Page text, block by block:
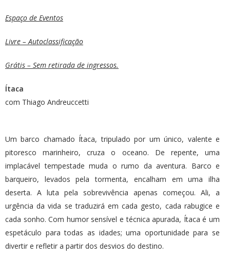
Espaço de Eventos
Livre – Autoclassificação
Grátis – Sem retirada de ingressos.
Ítaca
com Thiago Andreuccetti
Um barco chamado Ítaca, tripulado por um único, valente e
pitoresco marinheiro, cruza o oceano. De repente, uma
implacável tempestade muda o rumo da aventura. Barco e
barqueiro, levados pela tormenta, encalham em uma ilha
deserta. A luta pela sobrevivência apenas começou. Ali, a
urgência da vida se traduzirá em cada gesto, cada rabugice e
cada sonho. Com humor sensível e técnica apurada, Ítaca é um
espetáculo para todas as idades; uma oportunidade para se
divertir e refletir a partir dos desvios do destino.